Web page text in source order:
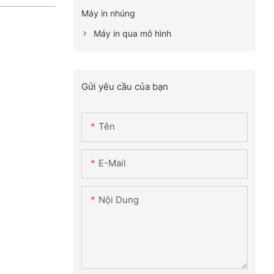
Máy in nhúng
Máy in qua mô hình
Gửi yêu cầu của bạn
Tên
E-Mail
Nội Dung